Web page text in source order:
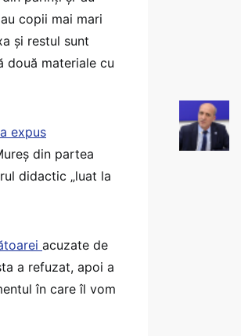
copii mai mari
și restul sunt
două materiale cu
expus
din partea
didactic „luat la
acuzate de
a refuzat, apoi a
în care îl vom